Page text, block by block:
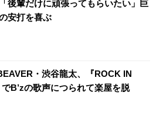
後輩だけに頑張ってもらいたい」巨
安打を喜ぶ
・渋谷龍太、『ROCK IN
B’zの歌声につられて楽屋を脱